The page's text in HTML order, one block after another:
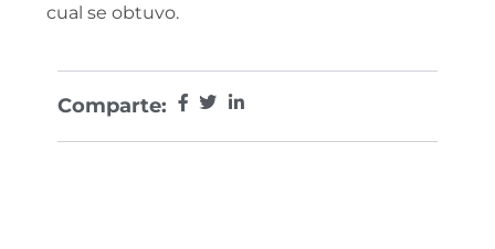
cual se obtuvo.
Comparte: